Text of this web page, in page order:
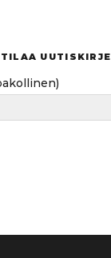
UUTISKIRJE